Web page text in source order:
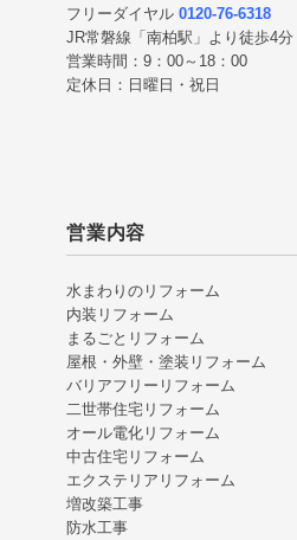
フリーダイヤル 0120-76-6318
JR常磐線「南柏駅」より徒歩4分
営業時間：9：00～18：00
定休日：日曜日・祝日
営業内容
水まわりのリフォーム
内装リフォーム
まるごとリフォーム
屋根・外壁・塗装リフォーム
バリアフリーリフォーム
二世帯住宅リフォーム
オール電化リフォーム
中古住宅リフォーム
エクステリアリフォーム
増改築工事
防水工事